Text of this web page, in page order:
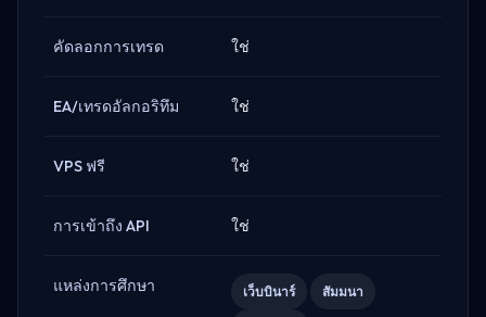
คัดลอกการเทรด ใช่
EA/เทรดอัลกอริทึม ใช่
VPS ฟรี ใช่
การเข้าถึง API ใช่
แหล่งการศึกษา เว็บบินาร์ สัมมนา